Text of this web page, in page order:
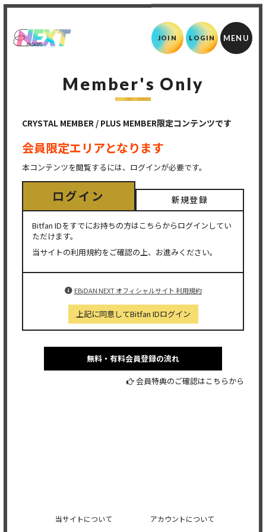
JOIN LOGIN
Member's Only
CRYSTAL MEMBER / PLUS MEMBER限定コンテンツです
会員限定エリアとなります
本コンテンツを閲覧するには、ログインが必要です。
ログイン 新規登録
Bitfan IDをすでにお持ちの方はこちらからログインしてい
ただけます。
当サイトの利用規約をご確認の上、お進みください。
EBiDAN NEXT オフィシャルサイト 利用規約
上記に同意してBitfan IDログイン
無料・有料会員登録の流れ
会員特典のご確認はこちらから
当サイトについて アカウントについて